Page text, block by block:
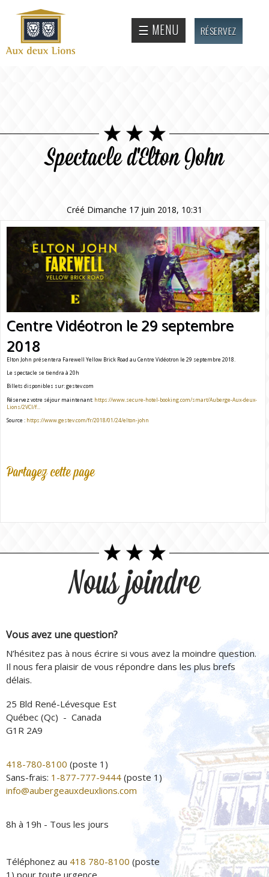
Site
officiel
de
☰ MENU RÉSERVEZ
Spectacle d'Elton John
Créé Dimanche 17 juin 2018, 10:31
Centre Vidéotron le 29 septembre
2018
Elton John présentera Farewell Yellow Brick Road au Centre Vidéotron le 29 septembre 2018.
Le spectacle se tiendra à 20h
Billets disponibles sur: gestev.com
Réservez votre séjour maintenant: https://www.secure-hotel-booking.com/smart/Auberge-Aux-deux-
Lions/2VCI/f...
Source : https://www.gestev.com/fr/2018/01/24/elton-john
Partagez cette page
Nous joindre
Vous avez une question?
N’hésitez pas à nous écrire si vous avez la moindre question.
Il nous fera plaisir de vous répondre dans les plus brefs
délais.
25 Bld René-Lévesque Est
Québec (Qc) - Canada
G1R 2A9
418-780-8100 (poste 1)
Sans-frais: 1-877-777-9444 (poste 1)
info@aubergeauxdeuxlions.com
8h à 19h - Tous les jours
Téléphonez au 418 780-8100 (poste